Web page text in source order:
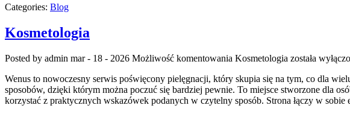
Categories: Blog
Kosmetologia
Posted by admin mar - 18 - 2026 Możliwość komentowania Kosmetologia została
Wenus to nowoczesny serwis poświęcony pielęgnacji, który skupia się na tym, co dla
sposobów, dzięki którym można poczuć się bardziej pewnie. To miejsce stworzone dla
korzystać z praktycznych wskazówek podanych w czytelny sposób. Strona łączy w